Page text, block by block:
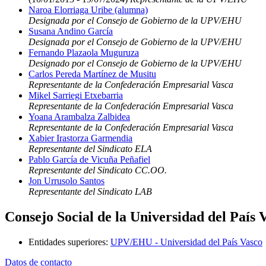
Naroa Elorriaga Uribe (alumna)
Designada por el Consejo de Gobierno de la UPV/EHU
Susana Andino García
Designada por el Consejo de Gobierno de la UPV/EHU
Fernando Plazaola Muguruza
Designado por el Consejo de Gobierno de la UPV/EHU
Carlos Pereda Martínez de Musitu
Representante de la Confederación Empresarial Vasca
Mikel Sarriegi Etxebarria
Representante de la Confederación Empresarial Vasca
Yoana Arambalza Zalbidea
Representante de la Confederación Empresarial Vasca
Xabier Irastorza Garmendia
Representante del Sindicato ELA
Pablo García de Vicuña Peñafiel
Representante del Sindicato CC.OO.
Jon Urrusolo Santos
Representante del Sindicato LAB
Consejo Social de la Universidad del País
Entidades superiores: UPV/EHU - Universidad del País Vasco
Datos de contacto